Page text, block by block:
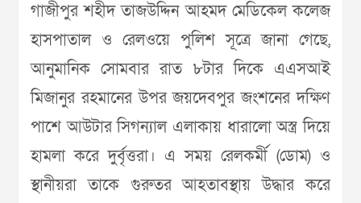
গাজীপুর শহীদ তাজউদ্দিন আহমদ মেডিকেল কলেজ
হাসপাতাল ও রেলওয়ে পুলিশ সূত্রে জানা গেছে,
আনুমানিক সোমবার রাত ৮টার দিকে এএসআই
মিজানুর রহমানের উপর জয়দেবপুর জংশনের দক্ষিণ
পাশে আউটার সিগন্যাল এলাকায় ধারালো অস্ত্র দিয়ে
হামলা করে দুর্বৃত্তরা। এ সময় রেলকর্মী (ডোম) ও
স্থানীয়রা তাকে গুরুতর আহতাবস্থায় উদ্ধার করে